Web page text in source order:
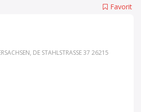
Favorit
DE STAHLSTRASSE 37 26215